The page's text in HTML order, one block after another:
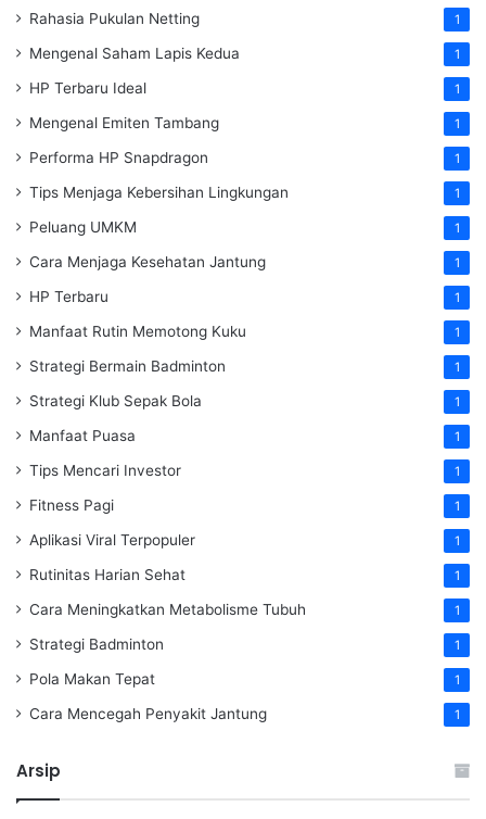
Rahasia Pukulan Netting 1
Mengenal Saham Lapis Kedua 1
HP Terbaru Ideal 1
Mengenal Emiten Tambang 1
Performa HP Snapdragon 1
Tips Menjaga Kebersihan Lingkungan 1
Peluang UMKM 1
Cara Menjaga Kesehatan Jantung 1
HP Terbaru 1
Manfaat Rutin Memotong Kuku 1
Strategi Bermain Badminton 1
Strategi Klub Sepak Bola 1
Manfaat Puasa 1
Tips Mencari Investor 1
Fitness Pagi 1
Aplikasi Viral Terpopuler 1
Rutinitas Harian Sehat 1
Cara Meningkatkan Metabolisme Tubuh 1
Strategi Badminton 1
Pola Makan Tepat 1
Cara Mencegah Penyakit Jantung 1
Arsip